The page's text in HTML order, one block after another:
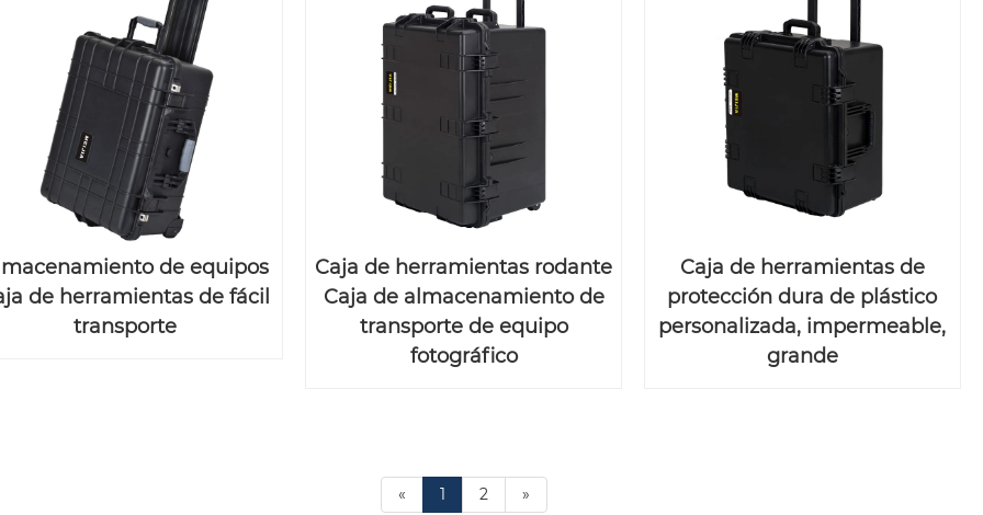
de equipos
de herramientas de fácil
transporte
Caja de herramientas rodante
Caja de almacenamiento de
transporte de equipo
fotográfico
Caja de herramientas de
protección dura de plástico
personalizada, impermeable,
grande
« 1 2 »